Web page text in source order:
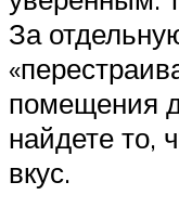
За
помещения
найдете то,
вкус.